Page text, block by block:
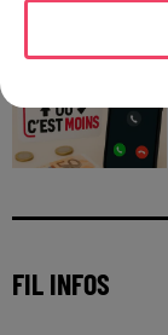
FIL INFOS